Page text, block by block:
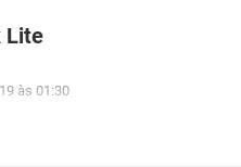
Lite
às 01:30